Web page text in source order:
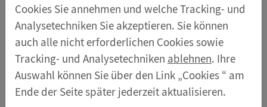
Cookies Sie annehmen und welche Tracking- und
Analysetechniken Sie akzeptieren. Sie können
auch alle nicht erforderlichen Cookies sowie
Tracking- und Analysetechniken ablehnen. Ihre
Auswahl können Sie über den Link „Cookies “ am
Ende der Seite später jederzeit aktualisieren.
In den Warenkorb
Produkt teilen auf:
Lieferumfang